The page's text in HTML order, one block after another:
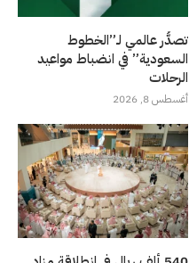
تصدُّر عالمي لـ”الخطوط
السعودية” في انضباط مواعيد
الرحلات
أغسطس 8, 2026